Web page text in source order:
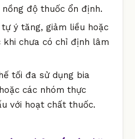
độ thuốc ổn định.
tự ý tăng, giảm liều hoặc
chưa có chỉ định lâm
tối đa sử dụng bia
các nhóm thực
với hoạt chất thuốc.